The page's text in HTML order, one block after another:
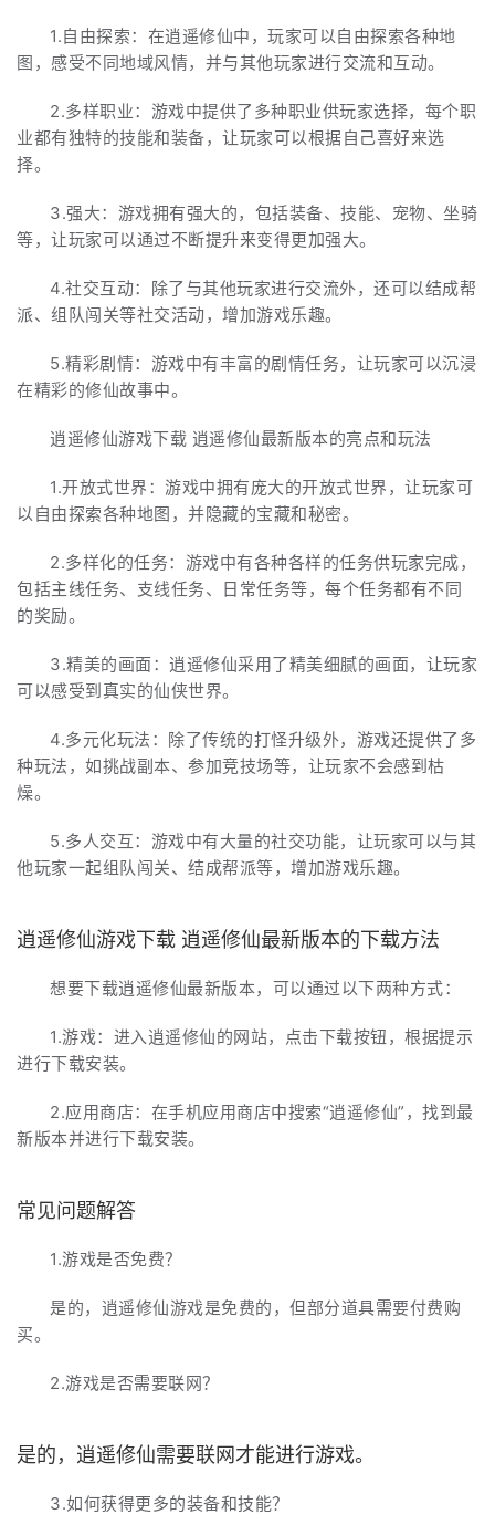
1.自由探索：在逍遥修仙中，玩家可以自由探索各种地
图，感受不同地域风情，并与其他玩家进行交流和互动。
2.多样职业：游戏中提供了多种职业供玩家选择，每个职
业都有独特的技能和装备，让玩家可以根据自己喜好来选
择。
3.强大：游戏拥有强大的，包括装备、技能、宠物、坐骑
等，让玩家可以通过不断提升来变得更加强大。
4.社交互动：除了与其他玩家进行交流外，还可以结成帮
派、组队闯关等社交活动，增加游戏乐趣。
5.精彩剧情：游戏中有丰富的剧情任务，让玩家可以沉浸
在精彩的修仙故事中。
逍遥修仙游戏下载 逍遥修仙最新版本的亮点和玩法
1.开放式世界：游戏中拥有庞大的开放式世界，让玩家可
以自由探索各种地图，并隐藏的宝藏和秘密。
2.多样化的任务：游戏中有各种各样的任务供玩家完成，
包括主线任务、支线任务、日常任务等，每个任务都有不同
的奖励。
3.精美的画面：逍遥修仙采用了精美细腻的画面，让玩家
可以感受到真实的仙侠世界。
4.多元化玩法：除了传统的打怪升级外，游戏还提供了多
种玩法，如挑战副本、参加竞技场等，让玩家不会感到枯
燥。
5.多人交互：游戏中有大量的社交功能，让玩家可以与其
他玩家一起组队闯关、结成帮派等，增加游戏乐趣。
逍遥修仙游戏下载 逍遥修仙最新版本的下载方法
想要下载逍遥修仙最新版本，可以通过以下两种方式：
1.游戏：进入逍遥修仙的网站，点击下载按钮，根据提示
进行下载安装。
2.应用商店：在手机应用商店中搜索“逍遥修仙”，找到最
新版本并进行下载安装。
常见问题解答
1.游戏是否免费？
是的，逍遥修仙游戏是免费的，但部分道具需要付费购
买。
2.游戏是否需要联网？
是的，逍遥修仙需要联网才能进行游戏。
3.如何获得更多的装备和技能？